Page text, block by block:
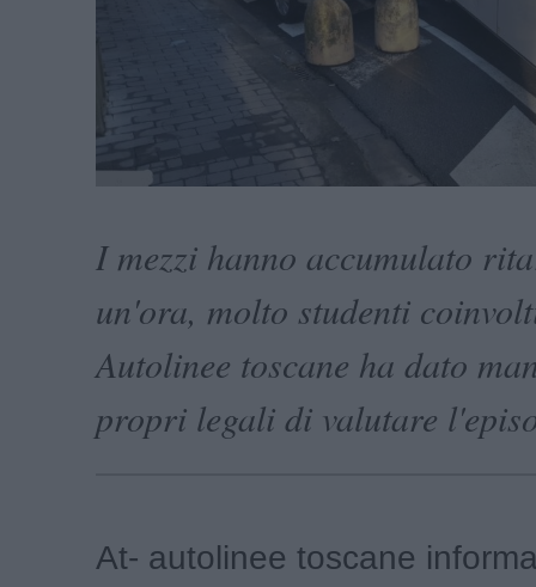
I mezzi hanno accumulato
un'ora, molto studenti
Autolinee toscane ha dato
propri legali di valutare
At- autolinee toscane